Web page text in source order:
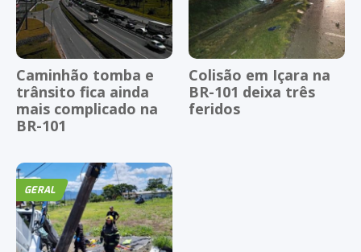
Caminhão tomba e
trânsito fica ainda
mais complicado na
BR-101
Colisão em Içara na
BR-101 deixa três
feridos
GERAL